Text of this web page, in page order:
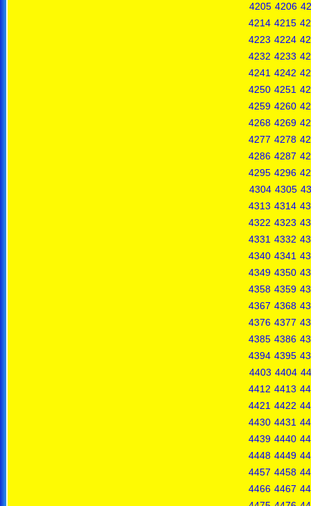
4205 4206
4214 4215
4223 4224
4232 4233
4241 4242
4250 4251
4259 4260
4268 4269
4277 4278
4286 4287
4295 4296
4304 4305
4313 4314
4322 4323
4331 4332
4340 4341
4349 4350
4358 4359
4367 4368
4376 4377
4385 4386
4394 4395
4403 4404
4412 4413
4421 4422
4430 4431
4439 4440
4448 4449
4457 4458
4466 4467